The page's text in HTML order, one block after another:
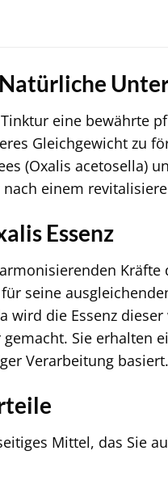
Tinktur eine bewährte
Gleichgewicht zu
(Oxalis acetosella)
einem
Essenz
seine
wird die Essenz
Sie erhalten
Verarbeitung basiert.
Mittel, das Sie